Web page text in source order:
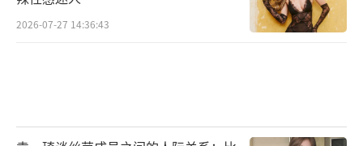
2026-07-27 14:36:43